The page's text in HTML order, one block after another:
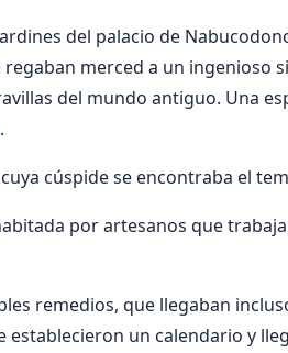
del palacio de
merced a un ingenioso
del mundo antiguo. Una
cúspide se encontraba el
por artesanos que
remedios, que llegaban
un calendario y